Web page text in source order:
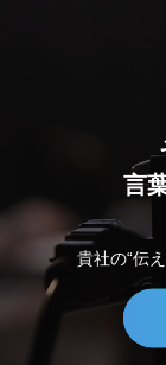
言
貴社の“伝